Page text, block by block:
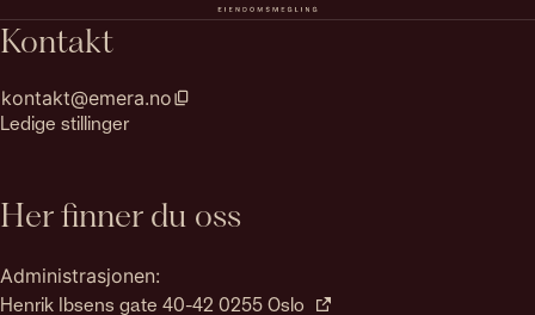
Kontakt
kontakt@emera.no
Ledige stillinger
Her finner du oss
Administrasjonen:
Henrik Ibsens gate 40-42 0255 Oslo